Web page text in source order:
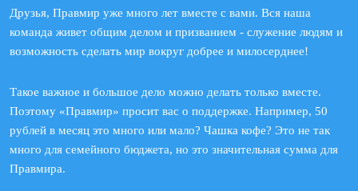
Друзья, Правмир уже много лет вместе с вами. Вся наша
команда живет общим делом и призванием - служение людям и
возможность сделать мир вокруг добрее и милосерднее!
Такое важное и большое дело можно делать только вместе.
Поэтому «Правмир» просит вас о поддержке. Например, 50
рублей в месяц это много или мало? Чашка кофе? Это не так
много для семейного бюджета, но это значительная сумма для
Правмира.